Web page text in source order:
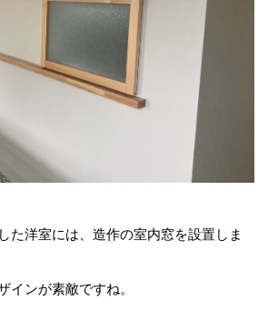
た洋室には、造作の室内窓を設置しま
インが素敵ですね。